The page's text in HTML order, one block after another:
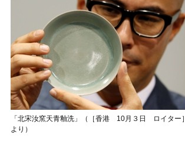
「北宋汝窯天青釉洗」（［香港 10月３日 ロイター］
より）